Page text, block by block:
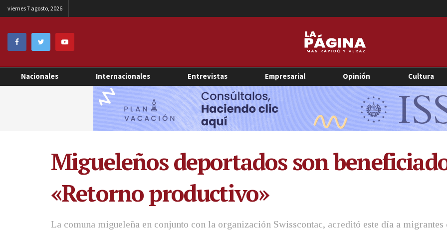
viernes 7 agosto, 2026
Nacionales Internacionales Entrevistas Empresarial Opinión Cultura
Migueleños deportados son
«Retorno productivo»
La comuna migueleña en conjunto con la organización Swisscontac, acreditó este día a migrantes